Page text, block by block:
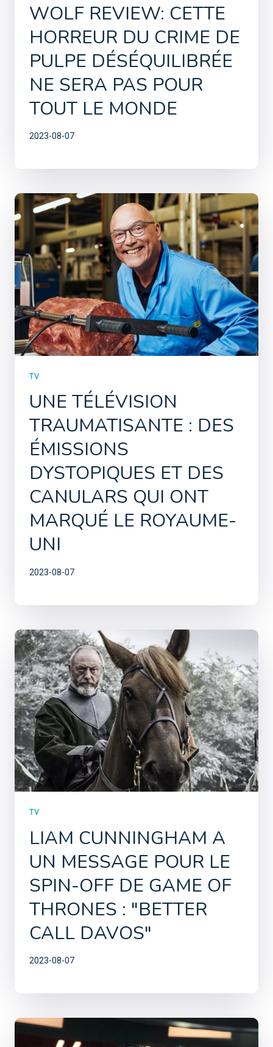
WOLF REVIEW: CETTE
HORREUR DU CRIME DE
PULPE DÉSÉQUILIBRÉE
NE SERA PAS POUR
TOUT LE MONDE
2023-08-07
TV
UNE TÉLÉVISION
TRAUMATISANTE : DES
ÉMISSIONS
DYSTOPIQUES ET DES
CANULARS QUI ONT
MARQUÉ LE ROYAUME-
UNI
2023-08-07
TV
LIAM CUNNINGHAM A
UN MESSAGE POUR LE
SPIN-OFF DE GAME OF
THRONES : "BETTER
CALL DAVOS"
2023-08-07